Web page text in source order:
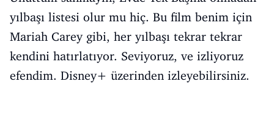
yılbaşı listesi olur mu hiç. Bu film benim için
Mariah Carey gibi, her yılbaşı tekrar tekrar
kendini hatırlatıyor. Seviyoruz, ve izliyoruz
efendim. Disney+ üzerinden izleyebilirsiniz.